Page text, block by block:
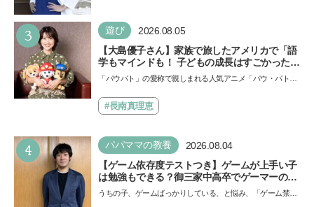
い…
3 遊び 2026.08.05
【大島優子さん】家族で旅したアメリカで「語
学もマインドも！ 子どもの成長はすごかった」
声優をつとめた映画『パウ・パトロール ザ・ダ
できると子どもに知ってほしい
「パウパト」の愛称で親しまれる人気アニメ「パウ・パトロ
ザ…#長南真理恵
4 パパママの教養 2026.08.04
【ゲーム依存度テストつき】ゲームが上手い子
は勉強もできる？御三家中高卒でゲーマーの医
師・阿部智史さんが教えるゲームしながら受験
うちの子、ゲームばっかりしている、と悩み、「ゲーム禁